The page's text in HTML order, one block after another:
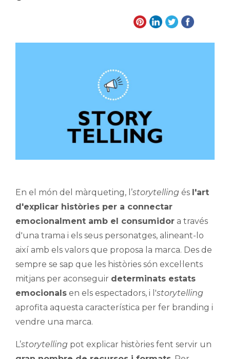
En el món del màrqueting, l’storytelling és l'art
d'explicar històries per a connectar
emocionalment amb el consumidor a través
d'una trama i els seus personatges, alineant-lo
així amb els valors que proposa la marca. Des de
sempre se sap que les històries són excel·lents
mitjans per aconseguir determinats estats
emocionals en els espectadors, i l'storytelling
aprofita aquesta característica per fer branding i
vendre una marca.
L’storytelling pot explicar històries fent servir un